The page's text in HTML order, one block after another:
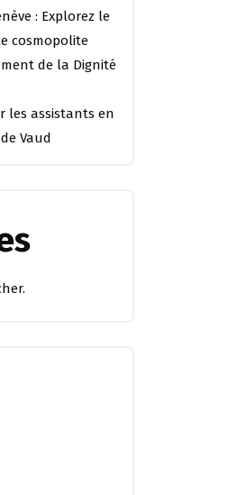
: Explorez le
cosmopolite
de la Dignité
les assistants en
Vaud